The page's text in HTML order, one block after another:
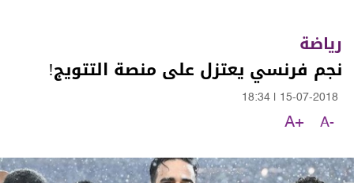
رياضة
نجم فرنسي يعتزل على منصة التتويج!
15-07-2018
18:34
A-
A+